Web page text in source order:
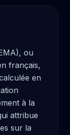
ou
français,
en
à la
attribue
sur la